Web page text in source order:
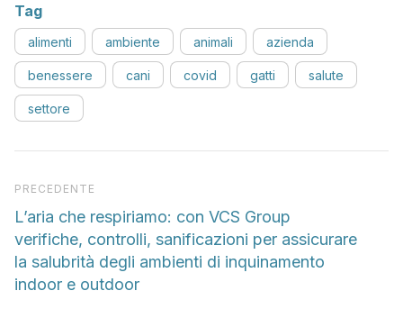
Tag
alimenti ambiente animali azienda
benessere cani covid gatti salute
settore
Articolo precedente
PRECEDENTE
L’aria che respiriamo: con VCS Group
verifiche, controlli, sanificazioni per assicurare
la salubrità degli ambienti di inquinamento
indoor e outdoor